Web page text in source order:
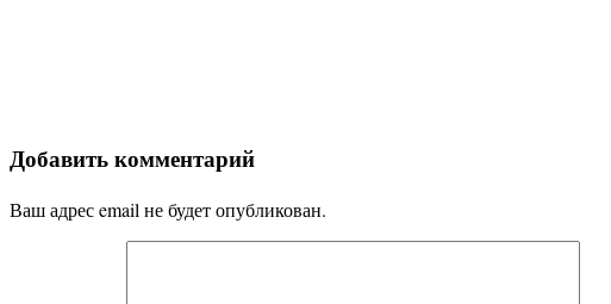
Добавить комментарий
Ваш адрес email не будет опубликован.